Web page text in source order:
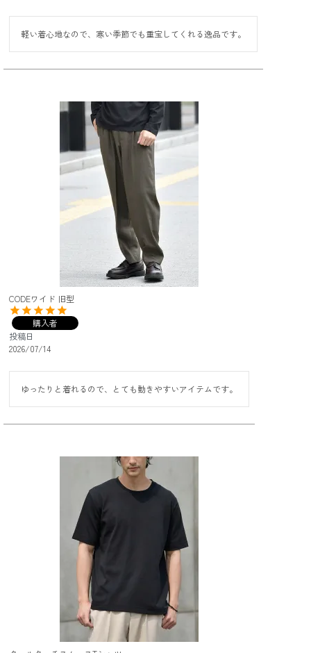
軽い着心地なので、寒い季節でも重宝してくれる逸品です。
CODEワイド 旧型
購入者
投稿日
2026/07/14
ゆったりと着れるので、とても動きやすいアイテムです。